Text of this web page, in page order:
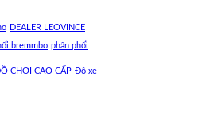
DEALER LEOVINCE
bremmbo phân phối
CHƠI CAO CẤP Độ xe